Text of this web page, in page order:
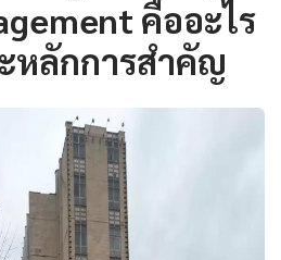
คืออะไร
หลักการสำคัญ